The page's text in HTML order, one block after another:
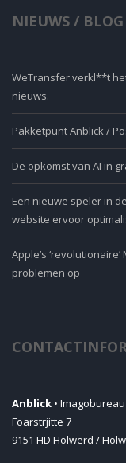
NIEUWS / BLOG
WeTransfer verkl**t
nieuws.
Pakketpunt Anblick /
De opkomst van AI in
Een nieuwe speler in
website ervoor
Apple’s
problemen op
Anblick • Imagobureau
Foarstrjitte 7
9151 HD Holwerd /